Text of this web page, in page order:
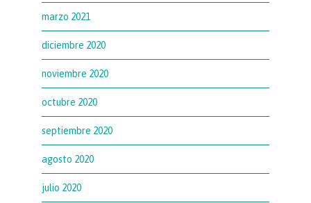
marzo 2021
diciembre 2020
noviembre 2020
octubre 2020
septiembre 2020
agosto 2020
julio 2020